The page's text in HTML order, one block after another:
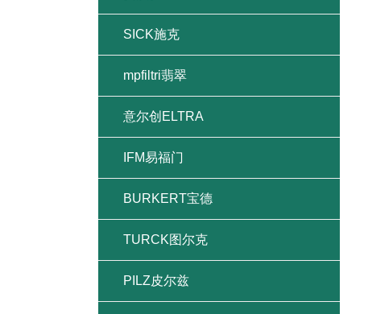
SICK施克
mpfiltri翡翠
意尔创ELTRA
IFM易福门
BURKERT宝德
TURCK图尔克
PILZ皮尔兹